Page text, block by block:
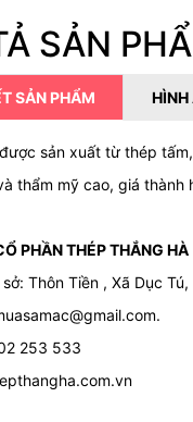
SẢN
SẢN PHẨM HÌNH
sản xuất từ thép
thẩm mỹ cao, giá
PHẦN THÉP THẮNG HÀ
Thôn Tiền , Xã Dục
253 533